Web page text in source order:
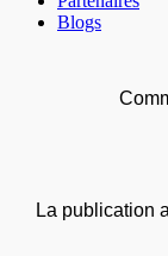
Blogs
La publication